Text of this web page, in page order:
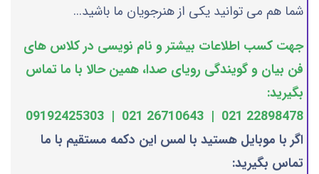
شما هم می توانید یکی از هنرجویان ما باشید...
جهت کسب اطلاعات بیشتر و نام نویسی در کلاس های
فن بیان و گویندگی رویای صدا، همین حالا با ما تماس
بگیرید:
22898478 021 | 26710643 021 | 09192425303
اگر با موبایل هستید با لمس این دکمه مستقیم با ما
تماس بگیرید: